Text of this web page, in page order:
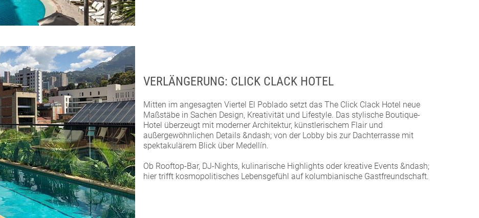
VERLÄNGERUNG: CLICK CLACK HOTEL
Mitten im angesagten Viertel El Poblado setzt das The Click Clack Hotel neue
Maßstäbe in Sachen Design, Kreativität und Lifestyle. Das stylische Boutique-
Hotel überzeugt mit moderner Architektur, künstlerischem Flair und
außergewöhnlichen Details &ndash; von der Lobby bis zur Dachterrasse mit
spektakulärem Blick über Medellín.
Ob Rooftop-Bar, DJ-Nights, kulinarische Highlights oder kreative Events &ndash;
hier trifft kosmopolitisches Lebensgefühl auf kolumbianische Gastfreundschaft.